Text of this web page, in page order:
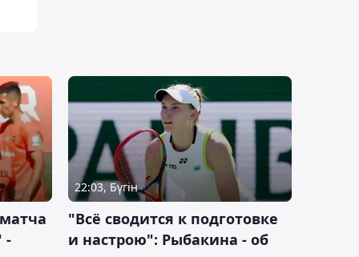
-
22:03, Бүгін
"Всё сводится к подготовке
и настрою": Рыбакина - об